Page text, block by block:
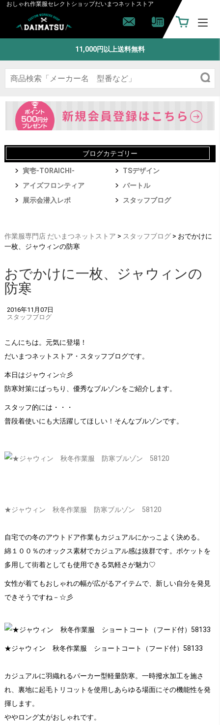
おしゃれ作業服セレクトショップだいまつネットストア
11,000円以上送料無料
ブログカテゴリー
寅壱-TORAICHI-
TSデザイン
アイズフロンティア
バートル
展示会潜入レポ
スタッフブログ
作業服専門店 だいまつネットストア > スタッフブログ> おでかけに
一枚、ジャウィンの防寒
おでかけに一枚、ジャウィンの
防寒
2016年11月07日
スタッフブログ
こんにちは。元気に登場！
だいまつネットストア・スタッフブログです。
本日はジャウィン☆彡
防寒対策にばっちり、優秀なブルゾンをご紹介します。
スタッフ的には・・・
普段着使いにも大活躍してほしい！そんなブルゾンです。
★ジャウィン 秋冬作業服 防寒ブルゾン 58120
自宅での冬のアウトドア作業もカジュアルにかっこよく決める。
綿１００％のオックス素材でカジュアル感は抜群です。ポケットを
多用して街着としても使用できる気軽さが魅力♡
女性が着てもおしゃれの幅が広がるアイテムで、新しい自分を発見
できそうですね－☆彡
★ジャウィン 秋冬作業服 ショートコート（フード付）58133
カジュアルに羽織れるパーカー型軽量防寒。一時撥水加工を施さ
れ、裏地に起毛トリコットを使用しあらゆる場面にその機能性を発
揮します。
ややロング丈がおしゃれです。